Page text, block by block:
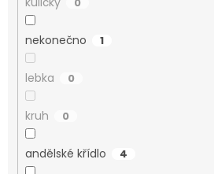
nekonečno 1
lebka 0
kruh 0
andělské křídlo 4